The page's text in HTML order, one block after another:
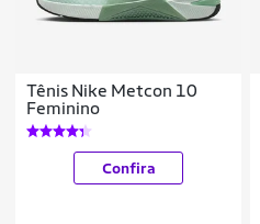
Tênis Nike Metcon 10
Feminino
Confira